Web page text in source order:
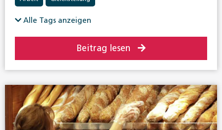
Alle Tags anzeigen
Beitrag lesen